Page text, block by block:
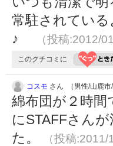
常駐されてい
♪
（投稿:2012/
このクチコミに
コスモ さん （男性/山鹿市/
綿布団が２時
にSTAFFさん
た。
（投稿